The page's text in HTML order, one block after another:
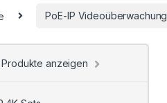
PoE-IP Videoüberwachung
Produkte anzeigen